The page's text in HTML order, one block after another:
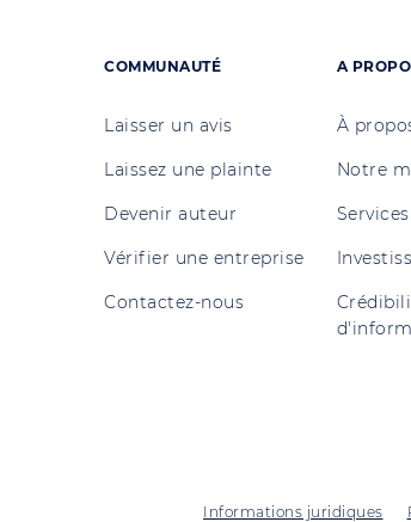
COMMUNAUTÉ
Laisser un avis
Laissez une plainte
Devenir auteur
Vérifier une entreprise
Contactez-nous
A
À
Notre
Services
Informations juridiques